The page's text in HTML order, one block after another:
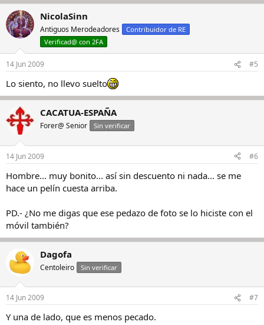
NicolaSinn
Antiguos Merodeadores
Contribuidor de RE
Verificad@ con 2FA
14 Jun 2009 #5
Lo siento, no llevo suelto
CACATUA-ESPAÑA
Forer@ Senior Sin verificar
14 Jun 2009 #6
Hombre... muy bonito... así sin descuento ni nada... se me
hace un pelín cuesta arriba.
PD.- ¿No me digas que ese pedazo de foto se lo hiciste con el
móvil también?
Dagofa
Centoleiro Sin verificar
14 Jun 2009 #7
Y una de lado, que es menos pecado.